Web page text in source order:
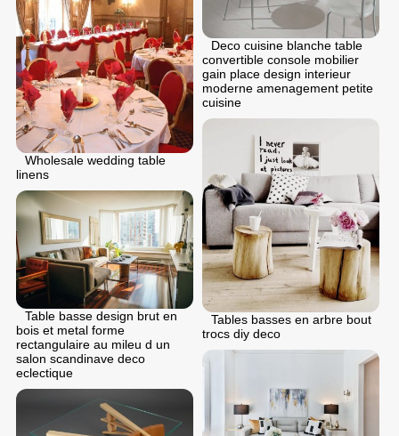
Deco cuisine blanche table
convertible console mobilier
gain place design interieur
moderne amenagement petite
cuisine
Wholesale wedding table
linens
Tables basses en arbre bout
trocs diy deco
Table basse design brut en
bois et metal forme
rectangulaire au mileu d un
salon scandinave deco
eclectique